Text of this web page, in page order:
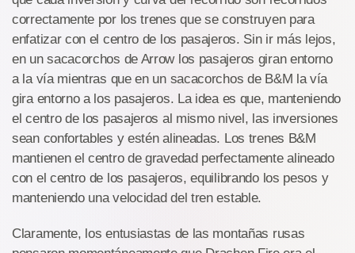
correctamente por los trenes que se construyen para
enfatizar con el centro de los pasajeros. Sin ir más lejos,
en un sacacorchos de Arrow los pasajeros giran entorno
a la vía mientras que en un sacacorchos de B&M la vía
gira entorno a los pasajeros. La idea es que, manteniendo
el centro de los pasajeros al mismo nivel, las inversiones
sean confortables y estén alineadas. Los trenes B&M
mantienen el centro de gravedad perfectamente alineado
con el centro de los pasajeros, equilibrando los pesos y
manteniendo una velocidad del tren estable.
Claramente, los entusiastas de las montañas rusas